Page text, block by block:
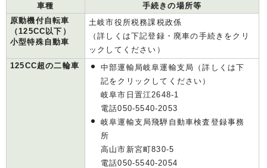
車種
手続きの場所等
原動機付自転車
（125CC以下）
小型特殊自動車
土岐市役所税務課税政係
（詳しくは下記登録・廃車の手続きをクリ
ックしてください）
125CC超の二輪車
中部運輸局岐阜運輸支局（詳しくは下
記をクリックしてください）
岐阜市日置江2648-1
電話050-5540-2053
岐阜運輸支局飛騨自動車検査登録事務
所
高山市新宮町830-5
電話050-5540-2054